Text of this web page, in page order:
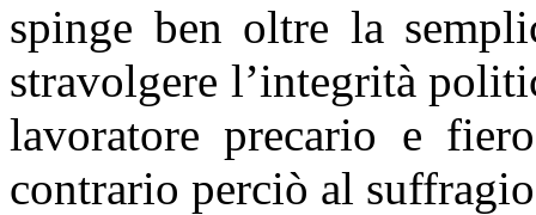
spinge ben oltre la
stravolgere l’integrità
lavoratore precario e
contrario perciò al